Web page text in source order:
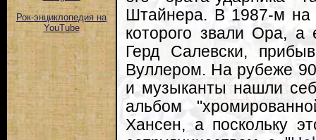
Рок-энциклопедия на
YouTube
Штайнера. В 1987-м на
которого звали Ора,
Герд Салевски,
Вуллером. На рубеже
и музыканты нашли
альбом
Хансен, а поскольку